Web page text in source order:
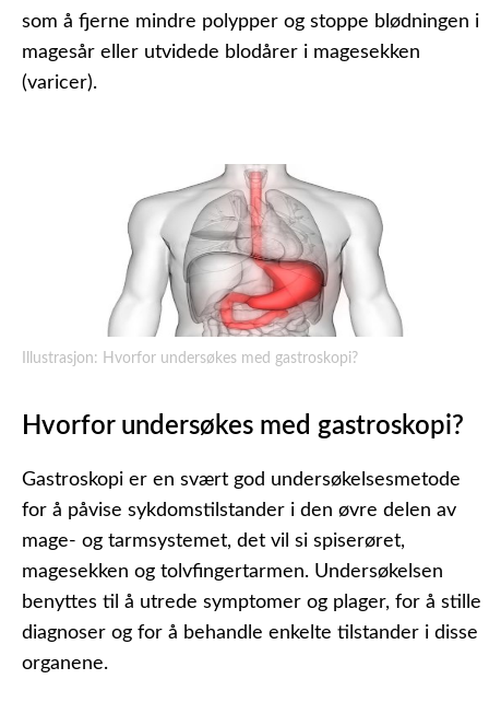
som å fjerne mindre polypper og stoppe blødningen i
magesår eller utvidede blodårer i magesekken
(varicer).
Illustrasjon: Hvorfor undersøkes med gastroskopi?
Hvorfor undersøkes med gastroskopi?
Gastroskopi er en svært god undersøkelsesmetode
for å påvise sykdomstilstander i den øvre delen av
mage- og tarmsystemet, det vil si spiserøret,
magesekken og tolvfingertarmen. Undersøkelsen
benyttes til å utrede symptomer og plager, for å stille
diagnoser og for å behandle enkelte tilstander i disse
organene.